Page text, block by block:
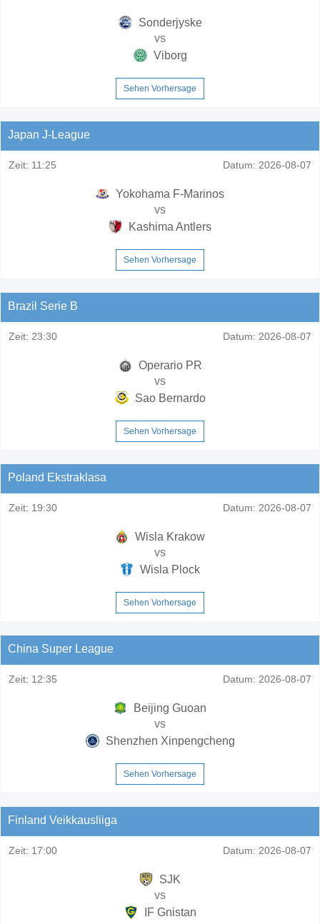
Sonderjyske
vs
Viborg
Sehen Vorhersage
Japan J-League
Zeit: 11:25 Datum: 2026-08-07
Yokohama F-Marinos
vs
Kashima Antlers
Sehen Vorhersage
Brazil Serie B
Zeit: 23:30 Datum: 2026-08-07
Operario PR
vs
Sao Bernardo
Sehen Vorhersage
Poland Ekstraklasa
Zeit: 19:30 Datum: 2026-08-07
Wisla Krakow
vs
Wisla Plock
Sehen Vorhersage
China Super League
Zeit: 12:35 Datum: 2026-08-07
Beijing Guoan
vs
Shenzhen Xinpengcheng
Sehen Vorhersage
Finland Veikkausliiga
Zeit: 17:00 Datum: 2026-08-07
SJK
vs
IF Gnistan